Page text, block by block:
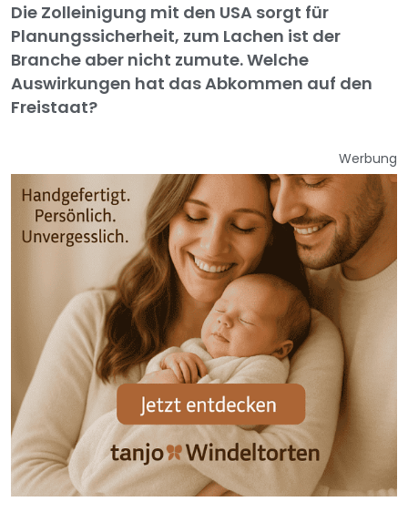
Die Zolleinigung mit den USA sorgt für
Planungssicherheit, zum Lachen ist der
Branche aber nicht zumute. Welche
Auswirkungen hat das Abkommen auf den
Freistaat?
Werbung